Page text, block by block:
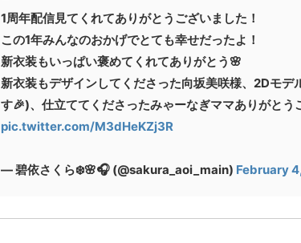
1周年配信見てくれてありがとうございました！
この1年みんなのおかげでとても幸せだったよ！
新衣装もいっぱい褒めてくれてありがとう🌸
新衣装もデザインしてくださった向坂美咲様、2Dモ
す🎉)、仕立ててくださったみゃーなぎママありがとう
pic.twitter.com/M3dHeKZj3R
— 碧依さくら❄️🌸🎧 (@sakura_aoi_main) February